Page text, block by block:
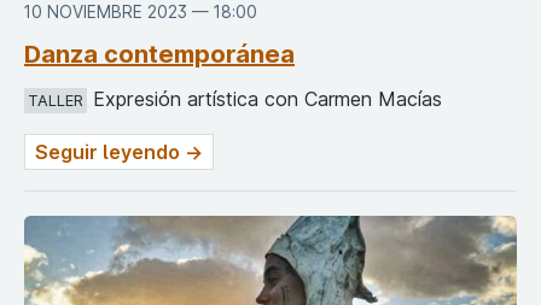
10 NOVIEMBRE 2023 — 18:00
Danza contemporánea
TALLER Expresión artística con Carmen Macías
Seguir leyendo →